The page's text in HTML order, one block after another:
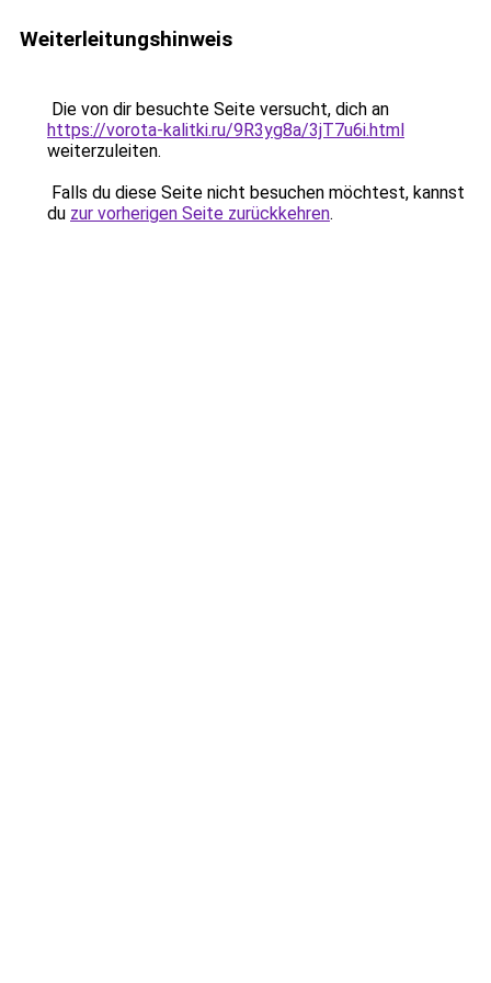
Weiterleitungshinweis
Die von dir besuchte Seite versucht, dich an
https://vorota-kalitki.ru/9R3yg8a/3jT7u6i.html
weiterzuleiten.
Falls du diese Seite nicht besuchen möchtest, kannst
du zur vorherigen Seite zurückkehren.